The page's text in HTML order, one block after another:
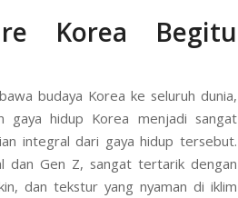
Korea Begitu
budaya Korea ke seluruh dunia,
gaya hidup Korea menjadi sangat
integral dari gaya hidup tersebut.
dan Gen Z, sangat tertarik dengan
dan tekstur yang nyaman di iklim